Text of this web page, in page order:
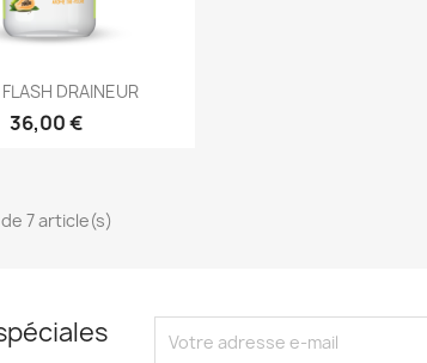
rapide
DRAINEUR
36,00 €
7 article(s)